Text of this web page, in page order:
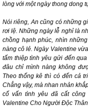
lòng với một ngày thong dong
Nói riêng, An cũng có những
rơi lệ. Những ngày lễ nghỉ là
chồng hạnh phúc, nhìn
nàng cô lẻ. Ngày Valentine
tấm thiệp tình yêu gửi đến
đâu chỉ mình nàng không
Theo thống kê thì có đến cả
Chẳng vậy, mà nhan nhản
cố vấn tình yêu đã cất
Valentine Cho Người Độc